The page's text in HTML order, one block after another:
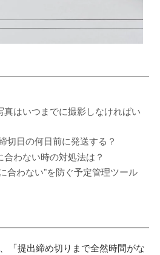
真はいつまでに撮影しなければい
切日の何日前に発送する？
わない時の対処法は？
合わない”を防ぐ予定管理ツール
「提出締め切りまで全然時間がな